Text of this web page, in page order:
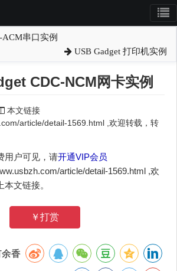
ACM串口实例
USB Gadget 打印机实例
CDC-NCM网卡实例
本文链接
article/detail-1569.html ,欢迎转载，转
用户可见，请开通VIP会员
article/detail-1569.html ,欢
文链接。
￥打赏
余香